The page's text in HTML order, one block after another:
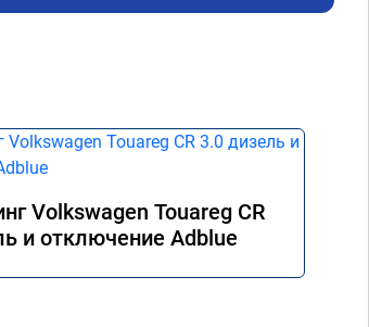
Volkswagen Touareg CR
и отключение Adblue